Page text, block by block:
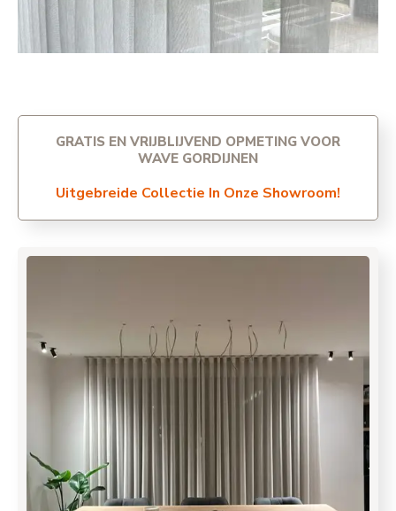
GRATIS EN VRIJBLIJVEND OPMETING VOOR
WAVE GORDIJNEN
Uitgebreide Collectie In Onze Showroom!